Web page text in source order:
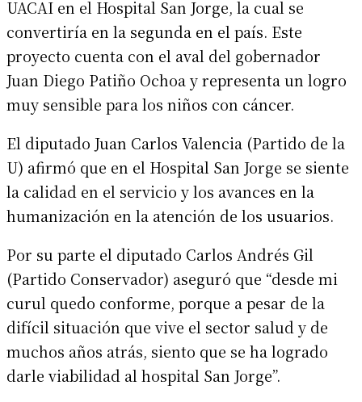
UACAI en el Hospital San Jorge, la cual se
convertiría en la segunda en el país. Este
proyecto cuenta con el aval del gobernador
Juan Diego Patiño Ochoa y representa un logro
muy sensible para los niños con cáncer.
El diputado Juan Carlos Valencia (Partido de la
U) afirmó que en el Hospital San Jorge se siente
la calidad en el servicio y los avances en la
humanización en la atención de los usuarios.
Por su parte el diputado Carlos Andrés Gil
(Partido Conservador) aseguró que “desde mi
curul quedo conforme, porque a pesar de la
difícil situación que vive el sector salud y de
muchos años atrás, siento que se ha logrado
darle viabilidad al hospital San Jorge”.